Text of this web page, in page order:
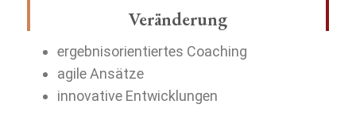
Veränderung
ergebnisorientiertes Coaching
agile Ansätze
innovative Entwicklungen